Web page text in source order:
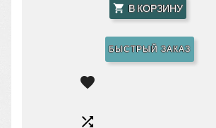
 В КОРЗИНУ
БЫСТРЫЙ ЗАКАЗ

